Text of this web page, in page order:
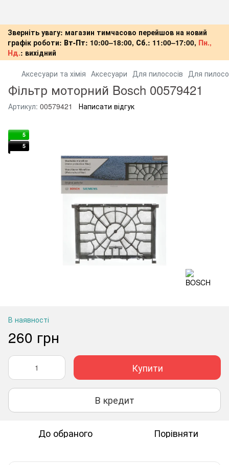
Зверніть увагу: магазин тимчасово перейшов на новий
графік роботи: Вт-Пт: 10:00–18:00, Сб.: 11:00–17:00, Пн.,
Нд.: вихідний
Аксесуари та хімія Аксесуари Для пилососів Для
Фільтр моторний Bosch 00579421
Артикул: 00579421 Написати відгук
5
5
В наявності
260 грн
Купити
В кредит
До обраного Порівняти